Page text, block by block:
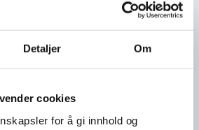
Detaljer Om
cookies
for å gi innhold og